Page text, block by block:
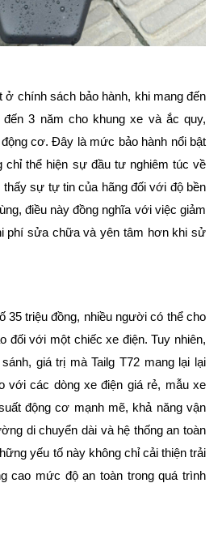
ở chính sách bảo hành, khi mang đến
3 năm cho khung xe và ắc quy,
cơ. Đây là mức bảo hành nổi bật
chỉ thể hiện sự đầu tư nghiêm túc về
sự tự tin của hãng đối với độ bền
điều này đồng nghĩa với việc giảm
phí sửa chữa và yên tâm hơn khi sử
35 triệu đồng, nhiều người có thể cho
đối với một chiếc xe điện. Tuy nhiên,
giá trị mà Tailg T72 mang lại lại
với các dòng xe điện giá rẻ, mẫu xe
động cơ mạnh mẽ, khả năng vận
di chuyển dài và hệ thống an toàn
yếu tố này không chỉ cải thiện trải
cao mức độ an toàn trong quá trình